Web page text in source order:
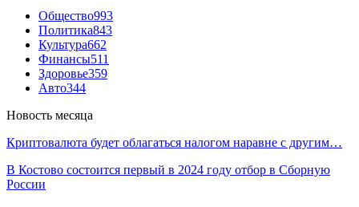
Общество993
Политика843
Культура662
Финансы511
Здоровье359
Авто344
Новость месяца
Криптовалюта будет облагаться налогом наравне с другим…
В Костово состоится первый в 2024 году отбор в Сборную
России